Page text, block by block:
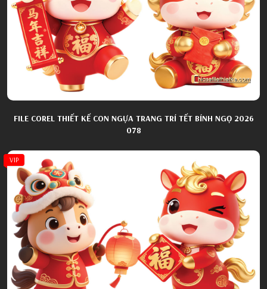
FILE COREL THIẾT KẾ CON NGỰA TRANG TRÍ TẾT BÍNH NGỌ 2026
078
VIP